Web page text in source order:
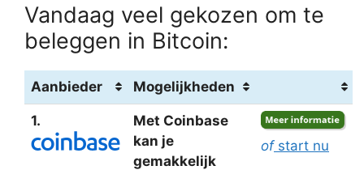
Vandaag veel gekozen om te
beleggen in Bitcoin:
Aanbieder Mogelijkheden
1.
Met Coinbase
kan je
gemakkelijk
ofstart nu